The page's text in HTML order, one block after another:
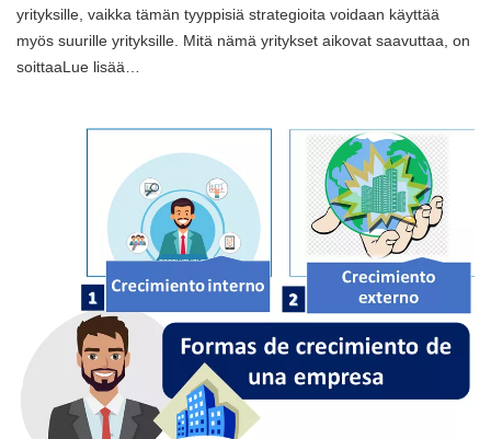
yrityksille, vaikka tämän tyyppisiä strategioita voidaan käyttää
myös suurille yrityksille. Mitä nämä yritykset aikovat saavuttaa, on
soittaaLue lisää…